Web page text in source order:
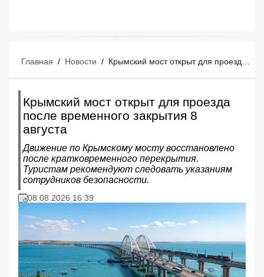
Главная / Новости /
Крымский мост открыт для проезда
после временного закрытия 8
августа
Движение по Крымскому мосту восстановлено
после кратковременного перекрытия.
Туристам рекомендуют следовать указаниям
сотрудников безопасности.
08.08.2026 16:39